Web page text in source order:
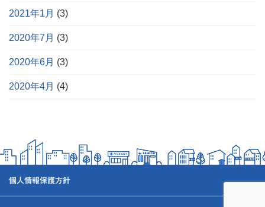
2021年1月 (3)
2020年7月 (3)
2020年6月 (3)
2020年4月 (4)
個人情報保護方針